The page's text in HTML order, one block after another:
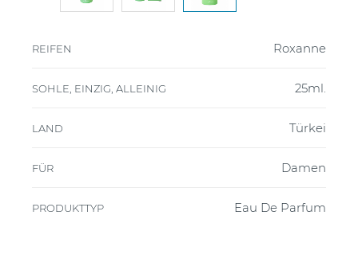
REIFEN Roxanne
SOHLE, EINZIG, ALLEINIG 25ml.
LAND Türkei
FÜR Damen
PRODUKTTYP Eau De Parfum